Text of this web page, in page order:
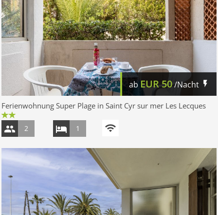
abEUR50/Nacht
Ferienwohnung Super Plage in Saint Cyr sur mer Les Lecques
2 1